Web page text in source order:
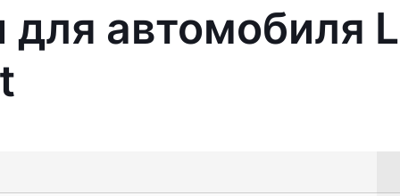
автомобиля